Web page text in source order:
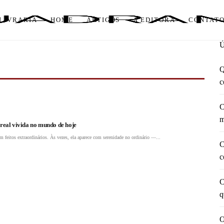
HOME ARTIGOS A EDITORA
vivida no mundo de hoje
feitos extraordinários. Às vezes, ela aparece com serenidade no ordinário —...